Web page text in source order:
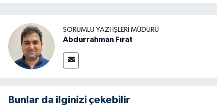
SORUMLU YAZI İŞLERI MÜDÜRÜ
Abdurrahman Fırat
Bunlar da ilginizi çekebilir